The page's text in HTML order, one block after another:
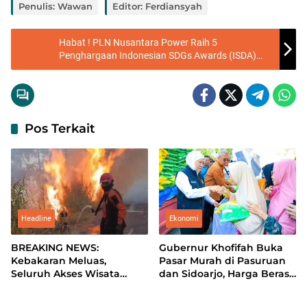
Penulis: Wawan Editor: Ferdiansyah
Habat ! PLN Nusantara Power Raih 5
Penghargaan Indonesian SDGs Awards (ISDA)
2024
Pos Terkait
Headline
BREAKING NEWS:
Kebakaran Meluas,
Seluruh Akses Wisata
Ekonomi
Gubernur Khofifah Buka
Pasar Murah di Pasuruan
dan Sidoarjo, Harga Beras
Ekonomi